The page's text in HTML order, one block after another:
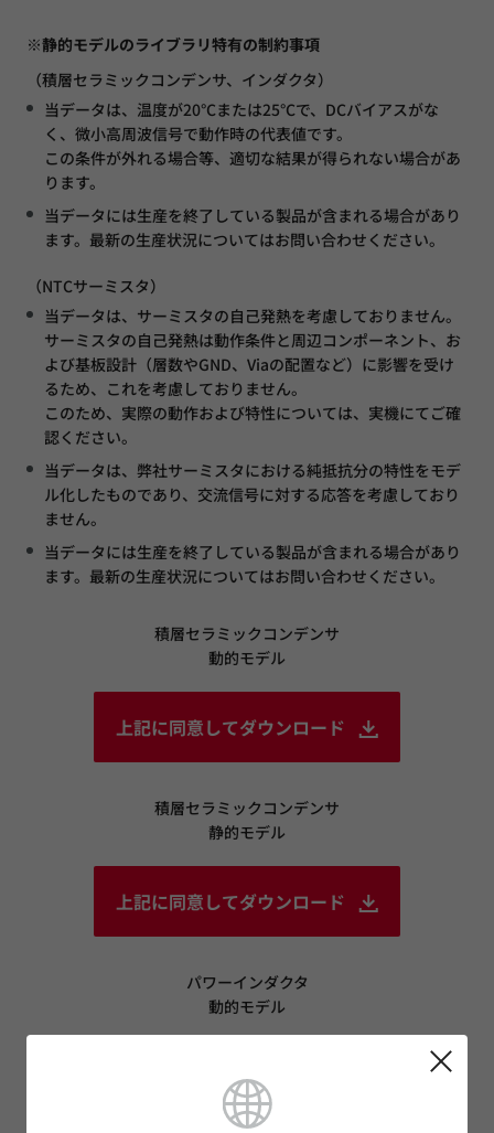
当データは、改良のため予告なく変更することや掲
載を停止することがあります。最新内容を常にご確
認ください。
当データの知的財産権（著作権を含む）は、すべて株
式会社村田製作所にあります。当データを許可無く
再配布および転載することを禁止します。
当社製品のご注文にあたっては、当データのみに依
拠することなく、詳細な仕様が記載されている納入
※静的モデルのライブラリ特有の制約事項
（積層セラミックコンデンサ、インダクタ）
当データは、温度が20°Cまたは25°Cで、DCバイアスがな
く、微小高周波信号で動作時の代表値です。
この条件が外れる場合等、適切な結果が得られない場合があ
ります。
当データには生産を終了している製品が含まれる場合があり
ます。最新の生産状況についてはお問い合わせください。
（NTCサーミスタ）
当データは、サーミスタの自己発熱を考慮しておりません。
サーミスタの自己発熱は動作条件と周辺コンポーネント、お
よび基板設計（層数やGND、Viaの配置など）に影響を受け
るため、これを考慮しておりません。
このため、実際の動作および特性については、実機にてご確
認ください。
当データは、弊社サーミスタにおける純抵抗分の特性をモデ
ル化したものであり、交流信号に対する応答を考慮しており
ません。
当データには生産を終了している製品が含まれる場合があり
ます。最新の生産状況についてはお問い合わせください。
積層セラミックコンデンサ
動的モデル
上記に同意してダウンロード
積層セラミックコンデンサ
静的モデル
上記に同意してダウンロード
パワーインダクタ
動的モデル
上記に同意してダウンロード